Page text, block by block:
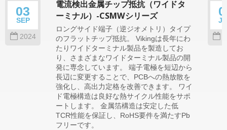
03
SEP
2024
電流検出金属チップ抵抗（ワイドタ
ーミナル）-CSMWシリーズ
ロングサイド端子（逆ジオメトリ）タイプ
のフラットチップ抵抗。 Vikingは長年にわ
たりワイドターミナル製品を製造してお
り、さまざまなワイドターミナル製品の開
発に専念しています。 端子電極を短辺から
長辺に変更することで、PCBへの熱放散を
強化し、高出力定格を改善できます。 ワイ
ド電極構造は良好な熱サイクル性能をサポ
ートします。 金属箔構造は安定した低
TCR性能を保証し、RoHS要件を満たすPb
フリーです。